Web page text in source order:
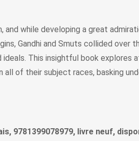
and while developing a great
Gandhi and Smuts collided
This insightful book explores
of their subject races, basking
9781399078979, livre neuf,